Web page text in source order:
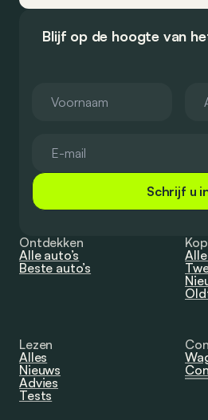
Blijf op de hoogte van
Schrijf u
Ontdekken
Alle auto’s
Beste auto’s
Alle
Lezen
Alles
Nieuws
Advies
Tests